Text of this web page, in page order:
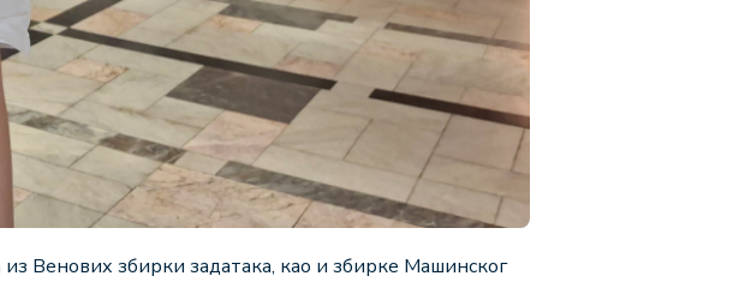
из Венових збирки задатака, као и збирке Машинског